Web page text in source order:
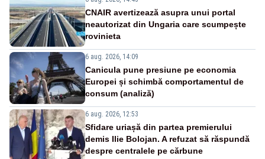
CNAIR avertizează asupra unui portal
neautorizat din Ungaria care scumpește
rovinieta
6 aug. 2026, 14:09
Canicula pune presiune pe economia
Europei și schimbă comportamentul de
consum (analiză)
6 aug. 2026, 12:53
Sfidare uriașă din partea premierului
demis Ilie Bolojan. A refuzat să răspundă
despre centralele pe cărbune